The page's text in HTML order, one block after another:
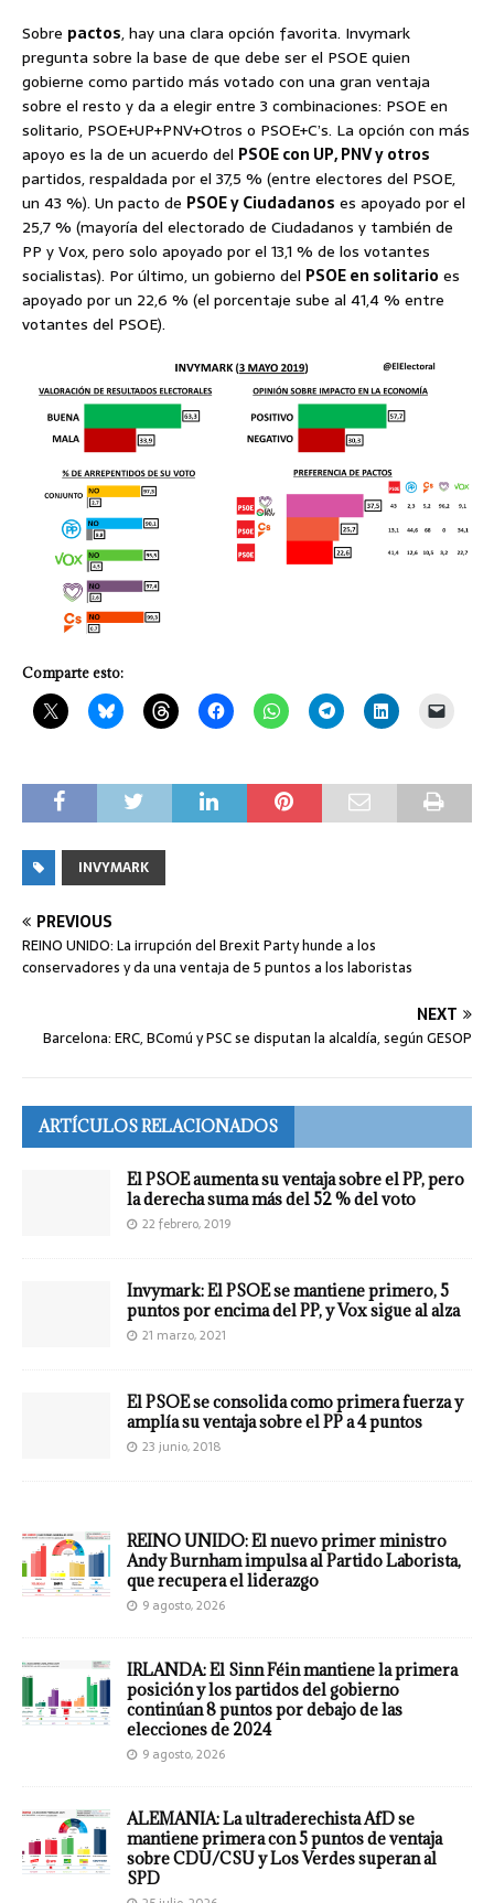
Sobre pactos, hay una clara opción favorita. Invymark
pregunta sobre la base de que debe ser el PSOE quien
gobierne como partido más votado con una gran ventaja
sobre el resto y da a elegir entre 3 combinaciones: PSOE en
solitario, PSOE+UP+PNV+Otros o PSOE+C’s. La opción con más
apoyo es la de un acuerdo del PSOE con UP, PNV y otros
partidos, respaldada por el 37,5 % (entre electores del PSOE,
un 43 %). Un pacto de PSOE y Ciudadanos es apoyado por el
25,7 % (mayoría del electorado de Ciudadanos y también de
PP y Vox, pero solo apoyado por el 13,1 % de los votantes
socialistas). Por último, un gobierno del PSOE en solitario es
apoyado por un 22,6 % (el porcentaje sube al 41,4 % entre
votantes del PSOE).
Comparte esto:
INVYMARK
PREVIOUS
REINO UNIDO: La irrupción del Brexit Party hunde a los
conservadores y da una ventaja de 5 puntos a los laboristas
NEXT
Barcelona: ERC, BComú y PSC se disputan la alcaldía, según GESOP
ARTÍCULOS RELACIONADOS
El PSOE aumenta su ventaja sobre el PP, pero
la derecha suma más del 52 % del voto
22 febrero, 2019
Invymark: El PSOE se mantiene primero, 5
puntos por encima del PP, y Vox sigue al alza
21 marzo, 2021
El PSOE se consolida como primera fuerza y
amplía su ventaja sobre el PP a 4 puntos
23 junio, 2018
REINO UNIDO: El nuevo primer ministro
Andy Burnham impulsa al Partido Laborista,
que recupera el liderazgo
9 agosto, 2026
IRLANDA: El Sinn Féin mantiene la primera
posición y los partidos del gobierno
continúan 8 puntos por debajo de las
elecciones de 2024
9 agosto, 2026
ALEMANIA: La ultraderechista AfD se
mantiene primera con 5 puntos de ventaja
sobre CDU/CSU y Los Verdes superan al
SPD